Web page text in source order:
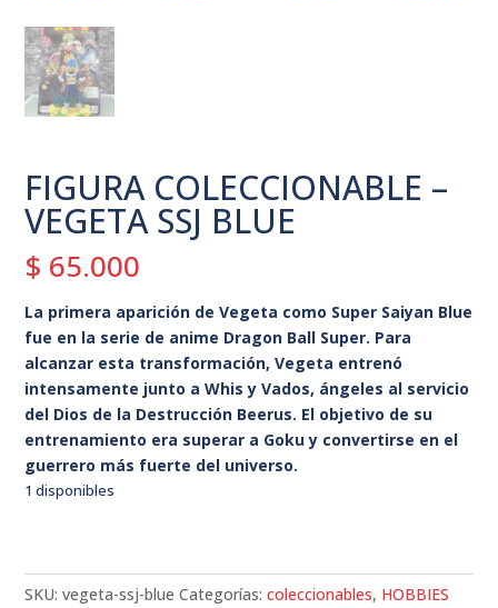
FIGURA COLECCIONABLE –
VEGETA SSJ BLUE
$ 65.000
La primera aparición de Vegeta como Super Saiyan Blue
fue en la serie de anime Dragon Ball Super. Para
alcanzar esta transformación, Vegeta entrenó
intensamente junto a Whis y Vados, ángeles al servicio
del Dios de la Destrucción Beerus. El objetivo de su
entrenamiento era superar a Goku y convertirse en el
guerrero más fuerte del universo.
1 disponibles
SKU:vegeta-ssj-blue Categorías:coleccionables, HOBBIES